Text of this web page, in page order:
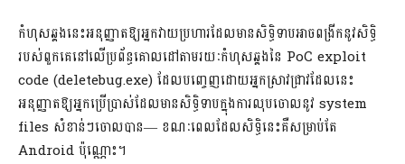
កំហុសឆ្គងនេះអនុញ្ញាតឱ្យអ្នកវាយប្រហារដែលមានសិទ្ធិទាបអាចពង្រីកនូវសិទ្ធិ
របស់ពួកគេនៅលើប្រព័ន្ធគោលដៅតាមរយៈកំហុសឆ្គងនៃ PoC exploit
code (deletebug.exe) ដែលបញ្ចេញដោយអ្នកស្រាវជ្រាវដែលនេះ
អនុញ្ញាតឱ្យអ្នកប្រើប្រាស់ដែលមានសិទ្ធិទាបក្នុងការលុបចោលនូវ system
files សំខាន់ៗចោលបាន— ខណៈពេលដែលសិទ្ធិនេះគឺសម្រាប់តែ
Android ប៉ុណ្ណោះ។